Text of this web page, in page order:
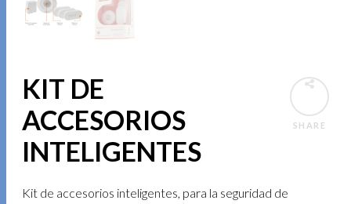
SHARE
KIT DE
ACCESORIOS
INTELIGENTES
Kit de accesorios inteligentes, para la seguridad de